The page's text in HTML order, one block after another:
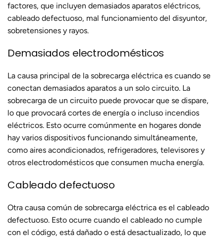
factores, que incluyen demasiados aparatos eléctricos,
cableado defectuoso, mal funcionamiento del disyuntor,
sobretensiones y rayos.
Demasiados electrodomésticos
La causa principal de la sobrecarga eléctrica es cuando se
conectan demasiados aparatos a un solo circuito. La
sobrecarga de un circuito puede provocar que se dispare,
lo que provocará cortes de energía o incluso incendios
eléctricos. Esto ocurre comúnmente en hogares donde
hay varios dispositivos funcionando simultáneamente,
como aires acondicionados, refrigeradores, televisores y
otros electrodomésticos que consumen mucha energía.
Cableado defectuoso
Otra causa común de sobrecarga eléctrica es el cableado
defectuoso. Esto ocurre cuando el cableado no cumple
con el código, está dañado o está desactualizado, lo que